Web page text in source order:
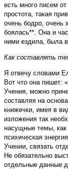
есть много писем
простота, такая
очень бодро, очень
боялась**. Она и
ними ездила, была
Как составлять
Я отвечу словами
Вот что она пишет:
Учения, можно
составляя на
книжечки, имея в
изложения так
насущные темы, как
психическая
Учении, связать
Не обязательно
отдельные данные